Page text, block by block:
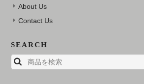
About Us
Contact Us
SEARCH